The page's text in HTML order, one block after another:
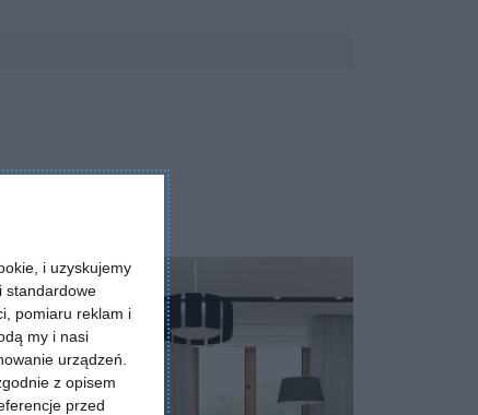
i uzyskujemy
standardowe
pomiaru reklam i
my i nasi
urządzeń.
z opisem
przed